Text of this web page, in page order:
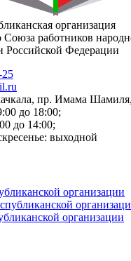
организация
работников
Российской Федерации
25
пр. Имама
до 18:00;
до 14:00;
выходной
организации
организации